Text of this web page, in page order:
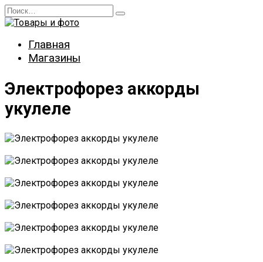
Перейти
к
Search
for:
Главная
Магазины
Электрофорез аккорды
укулеле